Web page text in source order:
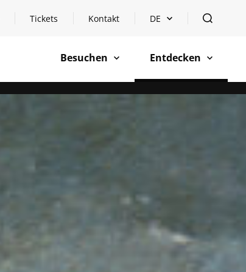
Tickets Kontakt Sprachauswahl öffnen
DE öffnen
Besuchen
öffnen Entdecken
öffnen